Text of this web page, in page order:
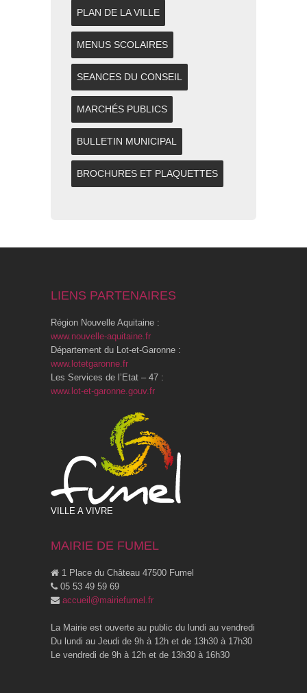
PLAN DE LA VILLE
MENUS SCOLAIRES
SEANCES DU CONSEIL
MARCHÉS PUBLICS
BULLETIN MUNICIPAL
BROCHURES ET PLAQUETTES
LIENS PARTENAIRES
Région Nouvelle Aquitaine :
www.nouvelle-aquitaine.fr
Département du Lot-et-Garonne :
www.lotetgaronne.fr
Les Services de l’Etat – 47 :
www.lot-et-garonne.gouv.fr
VILLE A VIVRE
MAIRIE DE FUMEL
1 Place du Château 47500 Fumel
05 53 49 59 69
accueil@mairiefumel.fr
La Mairie est ouverte au public du lundi au vendredi
Du lundi au Jeudi de 9h à 12h et de 13h30 à 17h30
Le vendredi de 9h à 12h et de 13h30 à 16h30